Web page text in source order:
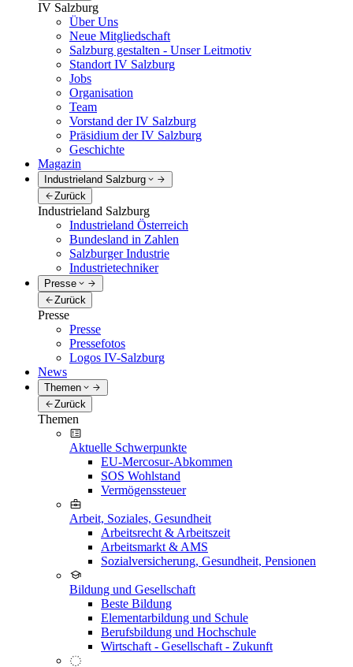
IV Salzburg
Über Uns
Neue Mitgliedschaft
Salzburg gestalten - Unser Leitmotiv
Standort IV Salzburg
Jobs
Organisation
Team
Vorstand der IV Salzburg
Präsidium der IV Salzburg
Geschichte
Magazin
Industrieland Salzburg
Zurück
Industrieland Salzburg
Industrieland Österreich
Bundesland in Zahlen
Salzburger Industrie
Industrietechniker
Presse
Zurück
Presse
Presse
Pressefotos
Logos IV-Salzburg
News
Themen
Zurück
Themen
Aktuelle Schwerpunkte
EU-Mercosur-Abkommen
SOS Wohlstand
Vermögenssteuer
Arbeit, Soziales, Gesundheit
Arbeitsrecht & Arbeitszeit
Arbeitsmarkt & AMS
Sozialversicherung, Gesundheit, Pensionen
Bildung und Gesellschaft
Beste Bildung
Elementarbildung und Schule
Berufsbildung und Hochschule
Wirtschaft - Gesellschaft - Zukunft